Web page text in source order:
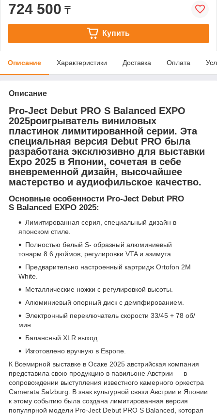
724 500 ₸
Купить
Описание Характеристики Доставка Оплата
Описание
Pro-Ject Debut PRO S Balanced EXPO
2025роигрыватель виниловых
пластинок лимитированной серии. Эта
специальная версия Debut PRO была
разработана эксклюзивно для выставки
Expo 2025 в Японии, сочетая в себе
вневременной дизайн, высочайшее
мастерство и аудиофильское качество.
Основные особенности Pro-Ject Debut PRO
S Balanced EXPO 2025:
Лимитированная серия, специальный дизайн в
японском стиле.
Полностью белый S- образный алюминиевый
тонарм 8.6 дюймов, регулировки VTA и азимута
Предварительно настроенный картридж Ortofon 2M
White.
Металлические ножки с регулировкой высоты.
Алюминиевый опорный диск с демпфированием.
Электронный переключатель скорости 33/45 + 78 об/
мин
Балансный XLR выход
Изготовлено вручную в Европе.
К Всемирной выставке в Осаке 2025 австрийская компания
представила свою продукцию в павильоне Австрии — в
сопровождении выступления известного камерного оркестра
Camerata Salzburg. В знак культурной связи Австрии и Японии
к этому событию была создана лимитированная версия
популярной модели Pro-Ject Debut PRO S Balanced, которая